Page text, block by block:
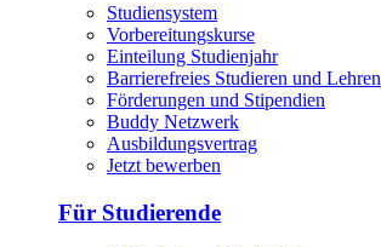
Studiensystem
Vorbereitungskurse
Einteilung Studienjahr
Barrierefreies Studieren und Lehren
Förderungen und Stipendien
Buddy Netzwerk
Ausbildungsvertrag
Jetzt bewerben
Für Studierende